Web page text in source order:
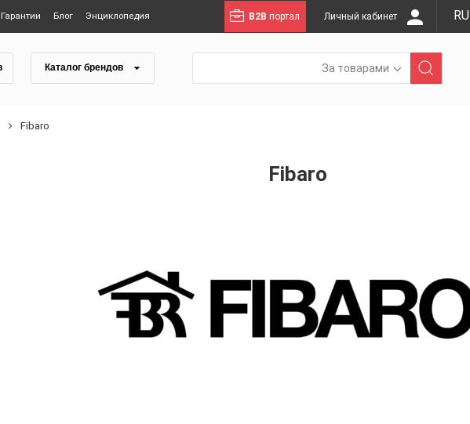
Гарантии Блог Энциклопедия B2B портал Личный кабинет RU
Каталог брендов За товарами
Fibaro
Fibaro